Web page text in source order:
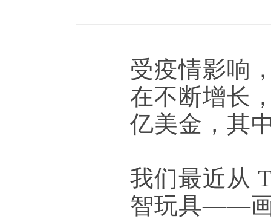
受疫情影响
在不断增长
亿美金，其
我们最近从
智玩具——画